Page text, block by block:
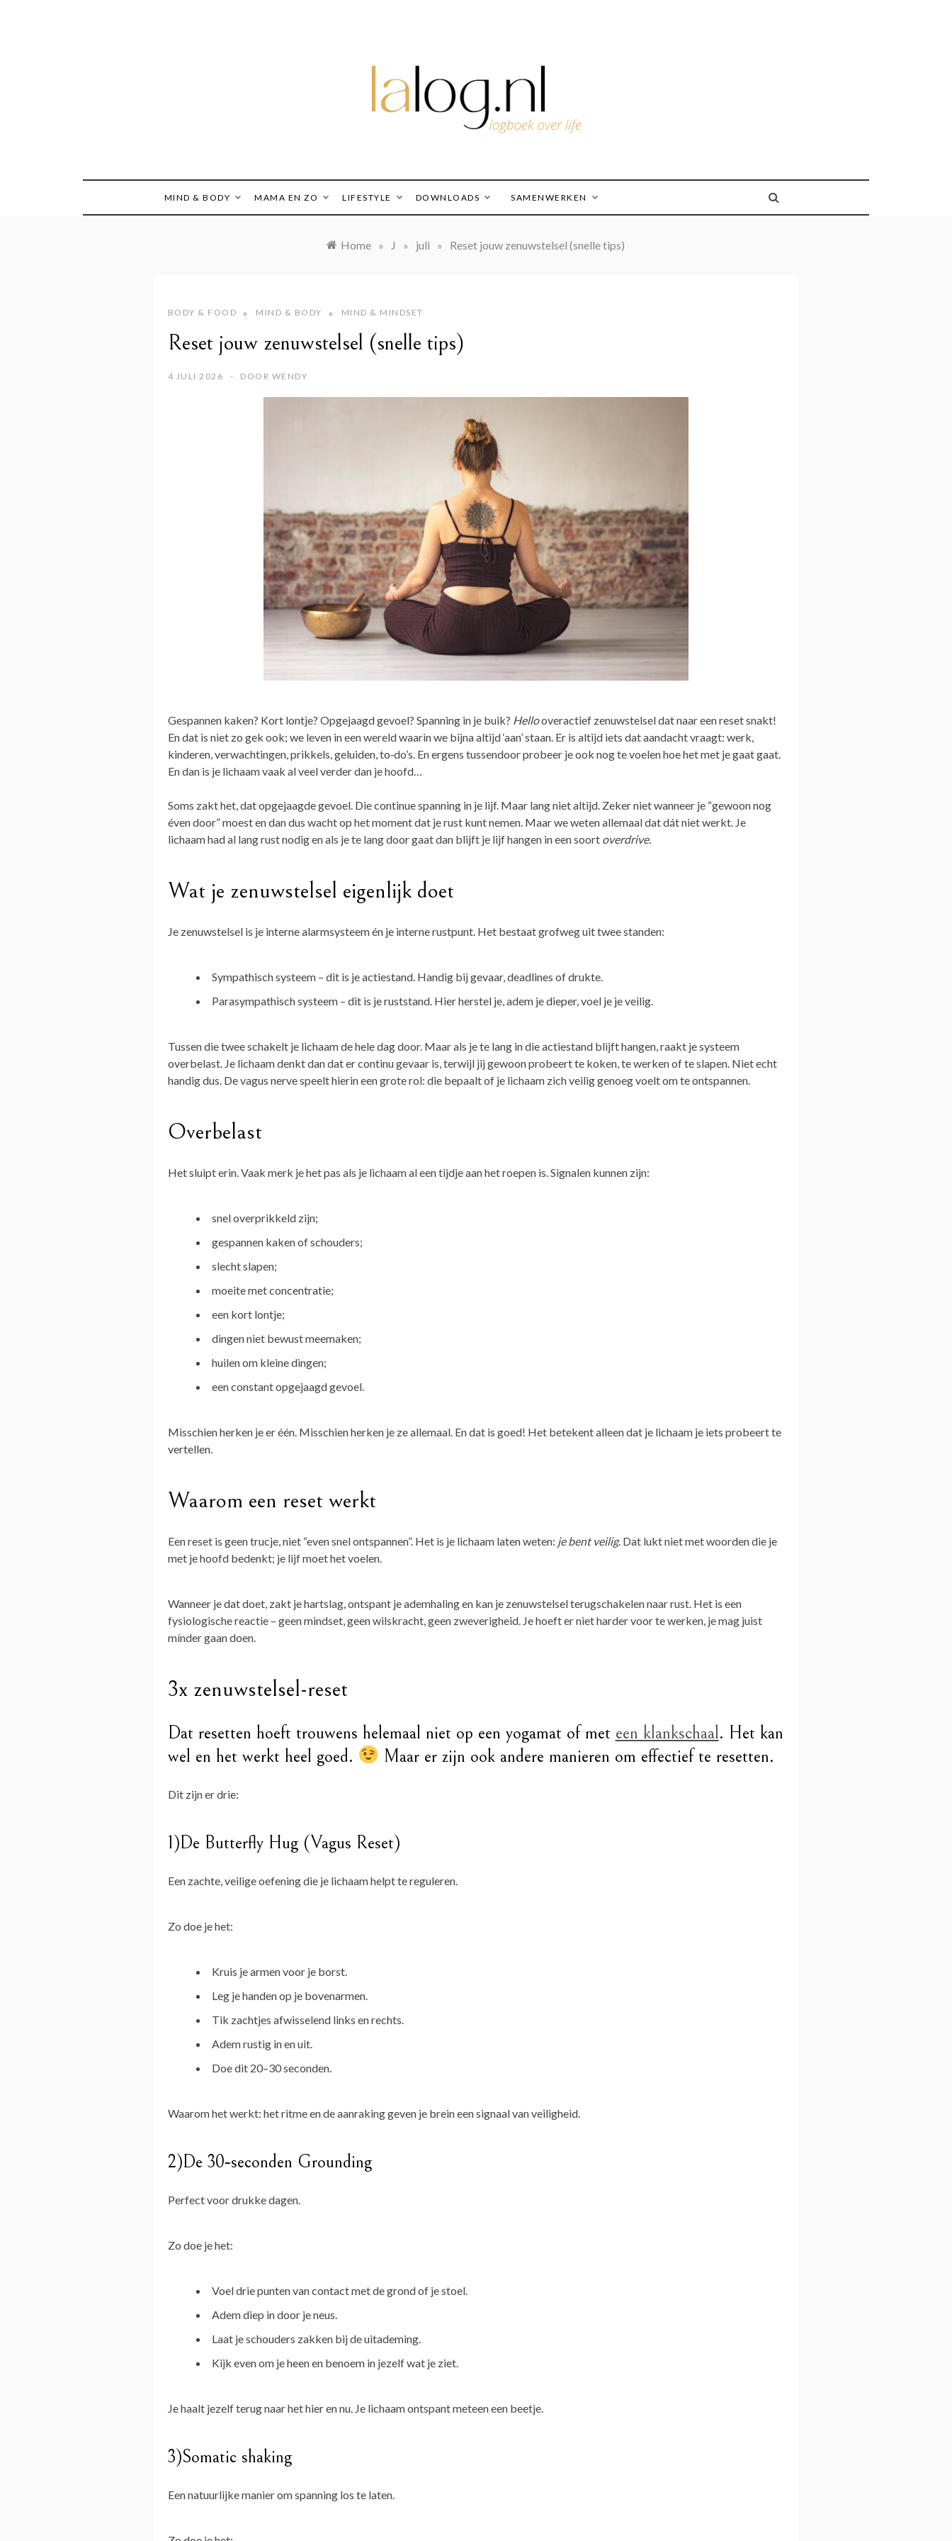
MIND & BODY MAMA EN ZO LIFESTYLE DOWNLOADS SAMENWERKEN
Home » J » juli » Reset jouw zenuwstelsel (snelle tips)
BODY & FOOD MIND & BODY MIND & MINDSET
Reset jouw zenuwstelsel (snelle tips)
4 JULI 2026 DOOR WENDY
Gespannen kaken? Kort lontje? Opgejaagd gevoel? Spanning in je buik? Hellooveractief zenuwstelsel dat naar een reset snakt!
En dat is niet zo gek ook; we leven in een wereld waarin we bijna altijd ‘aan’ staan. Er is altijd iets dat aandacht vraagt: werk,
kinderen, verwachtingen, prikkels, geluiden, to‑do’s. En ergens tussendoor probeer je ook nog te voelen hoe het met je gaat gaat.
En dan is je lichaam vaak al veel verder dan je hoofd…
Soms zakt het, dat opgejaagde gevoel. Die continue spanning in je lijf. Maar lang niet altijd. Zeker niet wanneer je “gewoon nog
éven door” moest en dan dus wacht op het moment dat je rust kunt nemen. Maar we weten allemaal dat dát niet werkt. Je
lichaam had al lang rust nodig en als je te lang door gaat dan blijft je lijf hangen in een soort overdrive.
Wat je zenuwstelsel eigenlijk doet
Je zenuwstelsel is je interne alarmsysteem én je interne rustpunt. Het bestaat grofweg uit twee standen:
Sympathisch systeem– dit is je actiestand. Handig bij gevaar, deadlines of drukte.
Parasympathisch systeem– dit is je ruststand. Hier herstel je, adem je dieper, voel je je veilig.
Tussen die twee schakelt je lichaam de hele dag door. Maar als je te lang in die actiestand blijft hangen, raakt je systeem
overbelast. Je lichaam denkt dan dat er continu gevaar is, terwijl jij gewoon probeert te koken, te werken of te slapen. Niet echt
handig dus. De vagus nerve speelt hierin een grote rol: die bepaalt of je lichaam zich veilig genoeg voelt om te ontspannen.
Overbelast
Het sluipt erin. Vaak merk je het pas als je lichaam al een tijdje aan het roepen is. Signalen kunnen zijn:
snel overprikkeld zijn;
gespannen kaken of schouders;
slecht slapen;
moeite met concentratie;
een kort lontje;
dingen niet bewust meemaken;
huilen om kleine dingen;
een constant opgejaagd gevoel.
Misschien herken je er één. Misschien herken je ze allemaal. En dat is goed! Het betekent alleen dat je lichaam je iets probeert te
vertellen.
Waarom een reset werkt
Een reset is geen trucje, niet “even snel ontspannen”. Het is je lichaam laten weten: je bent veilig. Dat lukt niet met woorden die je
met je hoofd bedenkt; je lijf moet het voelen.
Wanneer je dat doet, zakt je hartslag, ontspant je ademhaling en kan je zenuwstelsel terugschakelen naar rust. Het is een
fysiologische reactie – geen mindset, geen wilskracht, geen zweverigheid. Je hoeft er niet harder voor te werken, je mag juist
mínder gaan doen.
3x zenuwstelsel-reset
Dat resetten hoeft trouwens helemaal niet op een yogamat of met een klankschaal. Het kan
wel en het werkt heel goed.
Maar er zijn ook andere manieren om effectief te resetten.
Dit zijn er drie:
1)De Butterfly Hug (Vagus Reset)
Een zachte, veilige oefening die je lichaam helpt te reguleren.
Zo doe je het:
Kruis je armen voor je borst.
Leg je handen op je bovenarmen.
Tik zachtjes afwisselend links en rechts.
Adem rustig in en uit.
Doe dit 20–30 seconden.
Waarom het werkt: het ritme en de aanraking geven je brein een signaal van veiligheid.
2)De 30‑seconden Grounding
Perfect voor drukke dagen.
Zo doe je het:
Voel drie punten van contact met de grond of je stoel.
Adem diep in door je neus.
Laat je schouders zakken bij de uitademing.
Kijk even om je heen en benoem in jezelf wat je ziet.
Je haalt jezelf terug naar het hier en nu. Je lichaam ontspant meteen een beetje.
3)Somatic shaking
Een natuurlijke manier om spanning los te laten.